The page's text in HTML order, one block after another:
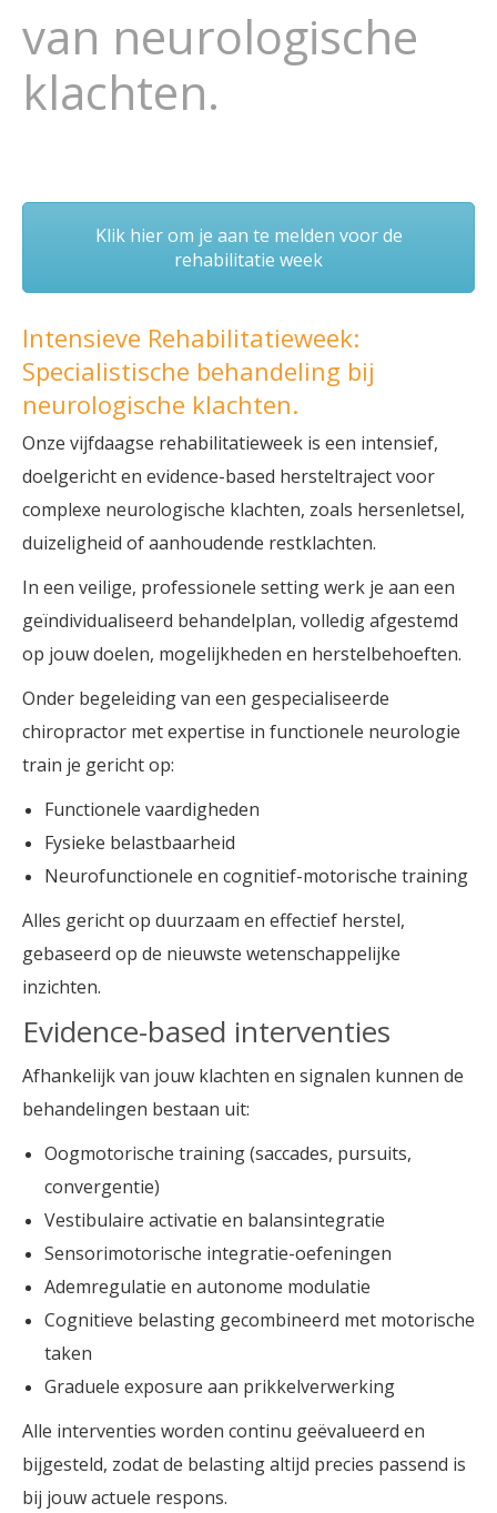
van neurologische
klachten.
Klik hier om je aan te melden voor de
rehabilitatie week
Intensieve Rehabilitatieweek:
Specialistische behandeling bij
neurologische klachten.
Onze vijfdaagse rehabilitatieweek is een intensief,
doelgericht en evidence-based hersteltraject voor
complexe neurologische klachten, zoals hersenletsel,
duizeligheid of aanhoudende restklachten.
In een veilige, professionele setting werk je aan een
geïndividualiseerd behandelplan, volledig afgestemd
op jouw doelen, mogelijkheden en herstelbehoeften.
Onder begeleiding van een gespecialiseerde
chiropractor met expertise in functionele neurologie
train je gericht op:
Functionele vaardigheden
Fysieke belastbaarheid
Neurofunctionele en cognitief-motorische training
Alles gericht op duurzaam en effectief herstel,
gebaseerd op de nieuwste wetenschappelijke
inzichten.
Evidence-based interventies
Afhankelijk van jouw klachten en signalen kunnen de
behandelingen bestaan uit:
Oogmotorische training (saccades, pursuits,
convergentie)
Vestibulaire activatie en balansintegratie
Sensorimotorische integratie-oefeningen
Ademregulatie en autonome modulatie
Cognitieve belasting gecombineerd met motorische
taken
Graduele exposure aan prikkelverwerking
Alle interventies worden continu geëvalueerd en
bijgesteld, zodat de belasting altijd precies passend is
bij jouw actuele respons.